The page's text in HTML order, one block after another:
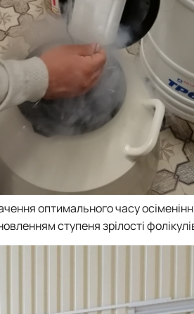
оптимального часу
ступеня зрілості